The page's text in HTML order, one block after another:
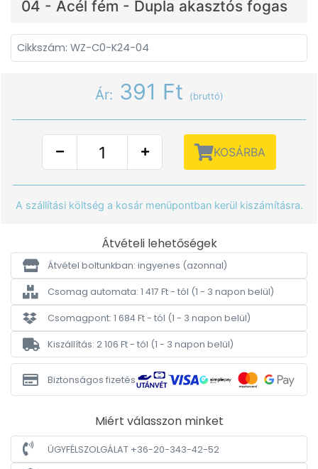
04 - Acél fém - Dupla akasztós fogas
Cikkszám: WZ-C0-K24-04
Ár: 391 Ft (bruttó)
KOSÁRBA
A szállítási költség a kosár menüpontban kerül kiszámításra.
Átvételi lehetőségek
Átvétel boltunkban: ingyenes (azonnal)
Csomag automata: 1 417 Ft - tól (1 - 3 napon belül)
Csomagpont: 1 684 Ft - tól (1 - 3 napon belül)
Kiszállítás: 2 106 Ft - tól (1 - 3 napon belül)
Biztonságos fizetés
Miért válasszon minket
ÜGYFÉLSZOLGÁLAT +36-20-343-42-52